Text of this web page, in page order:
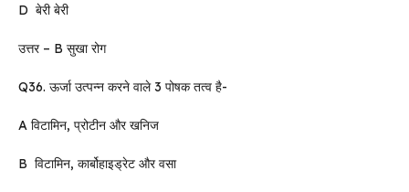
D बेरी बेरी
उत्तर – B सुखा रोग
Q36. ऊर्जा उत्पन्न करने वाले 3 पोषक तत्व है-
A विटामिन, प्रोटीन और खनिज
B विटामिन, कार्बोहाइड्रेट और वसा